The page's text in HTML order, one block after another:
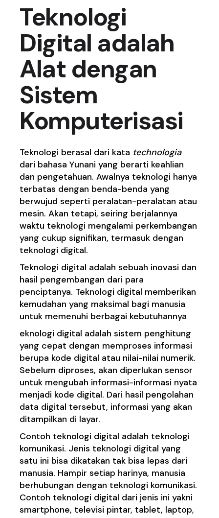
Teknologi
Digital adalah
Alat dengan
Sistem
Komputerisasi
Teknologi berasal dari kata technologia
dari bahasa Yunani yang berarti keahlian
dan pengetahuan. Awalnya teknologi hanya
terbatas dengan benda-benda yang
berwujud seperti peralatan-peralatan atau
mesin. Akan tetapi, seiring berjalannya
waktu teknologi mengalami perkembangan
yang cukup signifikan, termasuk dengan
teknologi digital.
Teknologi digital adalah sebuah inovasi dan
hasil pengembangan dari para
penciptanya. Teknologi digital memberikan
kemudahan yang maksimal bagi manusia
untuk memenuhi berbagai kebutuhannya
eknologi digital adalah sistem penghitung
yang cepat dengan memproses informasi
berupa kode digital atau nilai-nilai numerik.
Sebelum diproses, akan diperlukan sensor
untuk mengubah informasi-informasi nyata
menjadi kode digital. Dari hasil pengolahan
data digital tersebut, informasi yang akan
ditampilkan di layar.
Contoh teknologi digital adalah teknologi
komunikasi. Jenis teknologi digital yang
satu ini bisa dikatakan tak bisa lepas dari
manusia. Hampir setiap harinya, manusia
berhubungan dengan teknologi komunikasi.
Contoh teknologi digital dari jenis ini yakni
smartphone, televisi pintar, tablet, laptop,